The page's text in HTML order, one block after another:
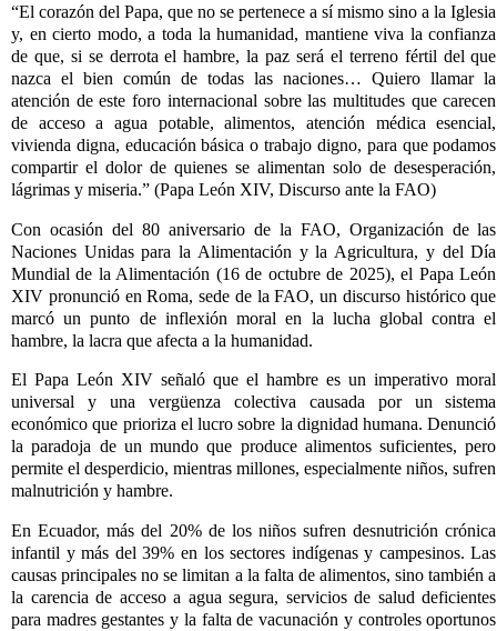
“El corazón del Papa, que no se pertenece a sí mismo sino a la Iglesia
y, en cierto modo, a toda la humanidad, mantiene viva la confianza
de que, si se derrota el hambre, la paz será el terreno fértil del que
nazca el bien común de todas las naciones… Quiero llamar la
atención de este foro internacional sobre las multitudes que carecen
de acceso a agua potable, alimentos, atención médica esencial,
vivienda digna, educación básica o trabajo digno, para que podamos
compartir el dolor de quienes se alimentan solo de desesperación,
lágrimas y miseria.” (Papa León XIV, Discurso ante la FAO)
Con ocasión del 80 aniversario de la FAO, Organización de las
Naciones Unidas para la Alimentación y la Agricultura, y del Día
Mundial de la Alimentación (16 de octubre de 2025), el Papa León
XIV pronunció en Roma, sede de la FAO, un discurso histórico que
marcó un punto de inflexión moral en la lucha global contra el
hambre, la lacra que afecta a la humanidad.
El Papa León XIV señaló que el hambre es un imperativo moral
universal y una vergüenza colectiva causada por un sistema
económico que prioriza el lucro sobre la dignidad humana. Denunció
la paradoja de un mundo que produce alimentos suficientes, pero
permite el desperdicio, mientras millones, especialmente niños, sufren
malnutrición y hambre.
En Ecuador, más del 20% de los niños sufren desnutrición crónica
infantil y más del 39% en los sectores indígenas y campesinos. Las
causas principales no se limitan a la falta de alimentos, sino también a
la carencia de acceso a agua segura, servicios de salud deficientes
para madres gestantes y la falta de vacunación y controles oportunos